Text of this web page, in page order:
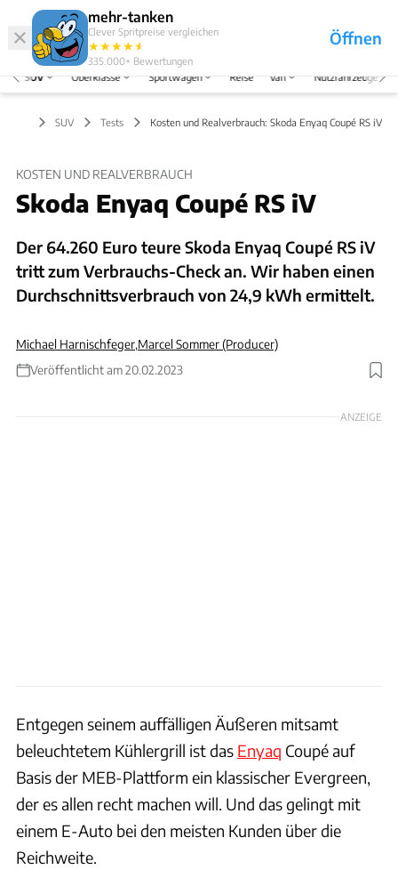
mehr-tanken
Clever Spritpreise vergleichen
★★★★★
★
335.000+ Bewertungen
Öffnen
Abo
Menü
SUV Oberklasse Sportwagen Reise Van Nutzfahrzeuge
SUV Tests Kosten und Realverbrauch: Skoda Enyaq Coupé RS iV
KOSTEN UND REALVERBRAUCH
Skoda Enyaq Coupé RS iV
Der 64.260 Euro teure Skoda Enyaq Coupé RS iV
tritt zum Verbrauchs-Check an. Wir haben einen
Durchschnittsverbrauch von 24,9 kWh ermittelt.
Michael Harnischfeger,Marcel Sommer (Producer)
Veröffentlicht am 20.02.2023
Foto: Hans-Dieter Seufert
ANZEIGE
Entgegen seinem auffälligen Äußeren mitsamt
beleuchtetem Kühlergrill ist das Enyaq Coupé auf
Basis der MEB-Plattform ein klassischer Evergreen,
der es allen recht machen will. Und das gelingt mit
einem E-Auto bei den meisten Kunden über die
Reichweite.